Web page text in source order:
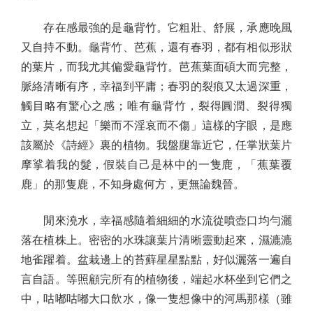
存在感最強的是龜背竹。它粗壯、舒展，承應晚風
又自持不動。龜背竹、芭蕉，還有春羽，都有相似形狀
的葉片，而我尤其偏愛龜背竹。芭蕉葉面碩大而完整，
脈絡清晰有序，幸福到平庸；春羽的裂痕又太過深重，
觸目略有驚心之感；唯有龜背竹，裂得圓潤、裂得獨
立，莫名想起「樂而不淫哀而不傷」這樣的字眼，是應
該屬於《詩經》裏的植物。我盤腿靠近它，任掌狀葉片
摩挲着我的髮，假裝自己是林中的一隻鹿，「蕉葉覆
鹿」的那隻鹿，不知身處何方，更無論魏晉。
閒來澆水，幸福感隨着細細的水流從噴壺口均勻灑
落在植株上。密密的水珠讓葉片清晰靈動起來，濕漉漉
地雀躍着。盆栽邊上的苔蘚星星點點，好似灑落一遍自
言自語。等照顧完所有的植物後，端起水杯坐到它們之
中，咕嘟咕嘟大口飲水，像一隻想像中的河馬那樣（雖